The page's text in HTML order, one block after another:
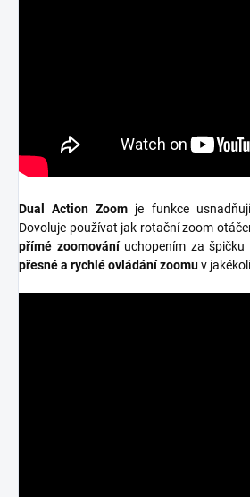
Dual Action Zoom je funkce
Dovoluje používat jak rotační zoom
přímé zoomováníuchopením za špičku
přesné a rychlé ovládání zoomuv